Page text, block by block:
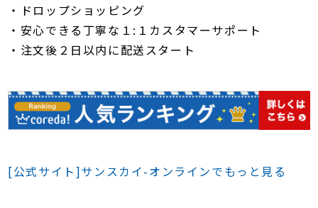
・ドロップショッピング
・安心できる丁寧な１:１カスタマーサポート
・注文後２日以内に配送スタート
[公式サイト]サンスカイ-オンラインでもっと見る